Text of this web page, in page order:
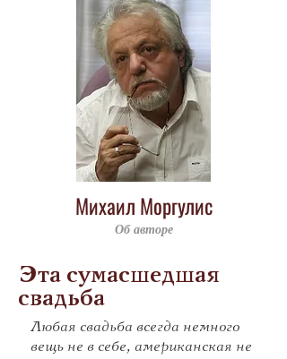
Михаил Моргулис
Об авторе
Эта сумасшедшая
свадьба
Любая свадьба всегда немного
вещь не в себе, американская не